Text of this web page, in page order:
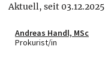
Aktuell, seit 03.12.2025
Andreas Handl, MSc
Prokurist/in